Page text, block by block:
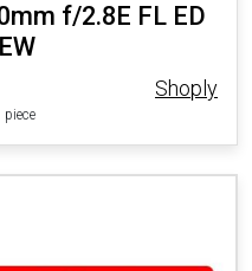
f/2.8E FL ED
Shoply